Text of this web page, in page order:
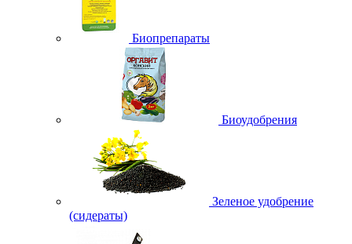
Биопрепараты
Биоудобрения
Зеленое удобрение
(сидераты)